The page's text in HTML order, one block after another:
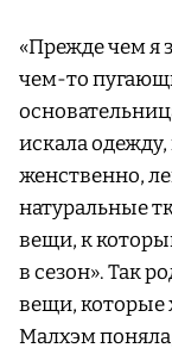
«Прежде чем я
чем-то
искала
женственно,
натуральные
вещи, к
в сезон». Так
вещи, которые
Малхэм